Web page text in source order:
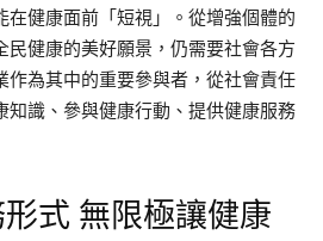
在健康面前「短視」。從增強個體的
民健康的美好願景，仍需要社會各方
作為其中的重要參與者，從社會責任
知識、參與健康行動、提供健康服務
式 無限極讓健康